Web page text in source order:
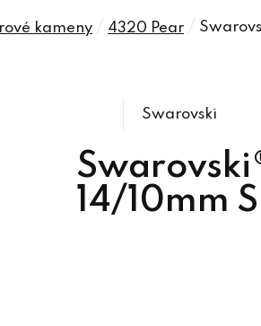
kameny 4320 Pear
14/10mm
Swarovski